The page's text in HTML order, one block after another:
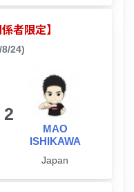
者限定】
24)
2
MAO
ISHIKAWA
Japan